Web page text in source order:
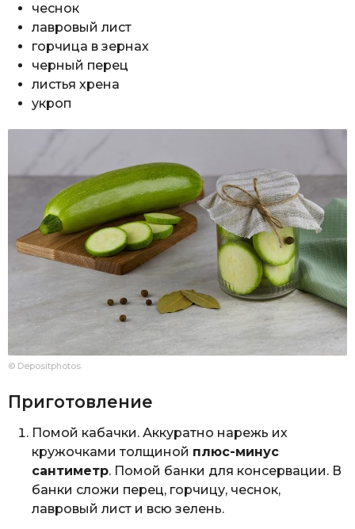
чеснок
лавровый лист
горчица в зернах
черный перец
листья хрена
укроп
© Depositphotos
Приготовление
Помой кабачки. Аккуратно нарежь их
кружочками толщиной плюс-минус
сантиметр. Помой банки для консервации. В
банки сложи перец, горчицу, чеснок,
лавровый лист и всю зелень.